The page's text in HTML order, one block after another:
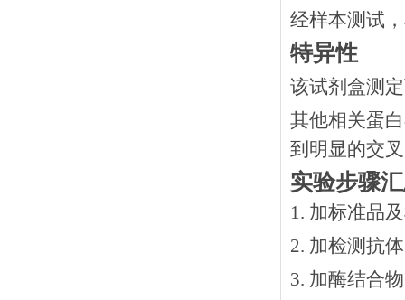
经样本测试
特异性
该试剂盒测
其他相关蛋
到明显的交
实验步骤
1. 加标准品
2. 加检测抗
3. 加酶结合